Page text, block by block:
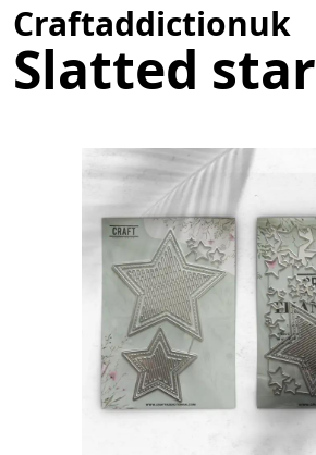
Craftaddictionuk
Slatted star